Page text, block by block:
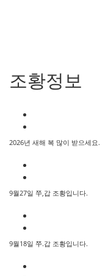
조황정보
2026년 새해 복 많이 받으세요.
9월27일 쭈,갑 조황입니다.
9월18일 쭈.갑 조황입니다.